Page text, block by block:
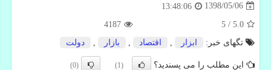
1398/05/06
13:48:06
5.0
/
5
4187
تگهای خبر:
ابزار اقتصاد بازار دولت
این مطلب را می پسندید؟ (1)
(0)